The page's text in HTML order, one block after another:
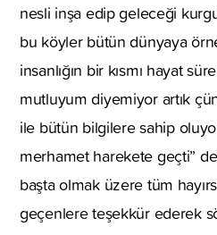
nesli inşa edip geleceği
bu köyler bütün dünyaya
insanlığın bir kısmı hayat
mutluyum diyemiyor artık
ile bütün bilgilere sahip
merhamet harekete geçti”
başta olmak üzere tüm
geçenlere teşekkür ederek